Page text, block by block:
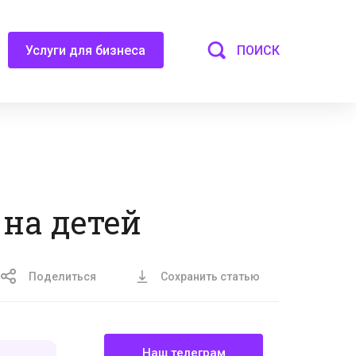
Услуги для бизнеса ПОИСК
детей
Поделиться Сохранить статью
Наш телеграм